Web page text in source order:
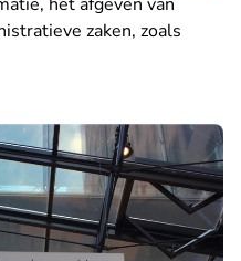
zaken, zoals